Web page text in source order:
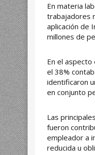
En materia
trabajadores
aplicación de
millones de
En el
el 38%
identificaron
en conjunto
Las
fueron
empleador a
reducida u